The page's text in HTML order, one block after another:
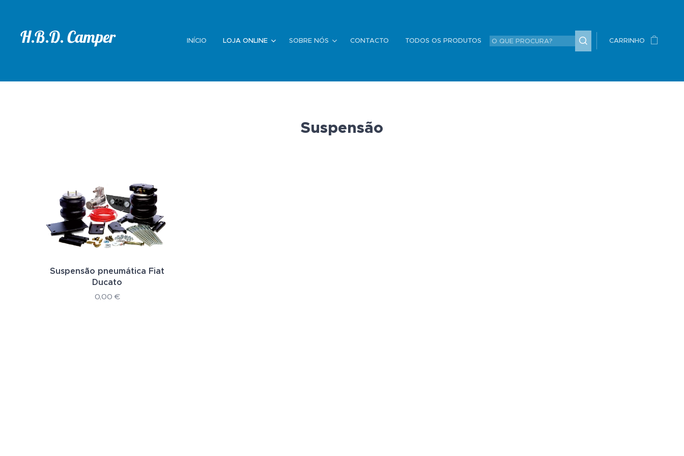
H.B.D. Camper INÍCIO LOJA ONLINE SOBRE NÓS CONTACTO TODOS OS PRODUTOS CARRINHO
Suspensão
Suspensão pneumática Fiat
Ducato
0,00 €